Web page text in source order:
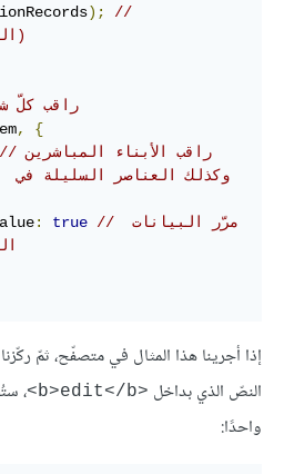
);
//
console.log(التغييرات)
// راقب كلّ
,
{
// راقب اﻷبناء المباشرين
: true // مرّر البيانات
إذا أجرينا هذا المثال في متصفّح، ثمّ
النصّ الذي بداخل <b>edit</b> ،
واحدًا: